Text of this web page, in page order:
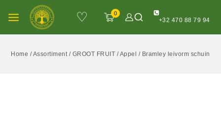
♡ 0
+32 470 88 79 94
Home /Assortiment / GROOT FRUIT /Appel / Bramley leivorm schuin